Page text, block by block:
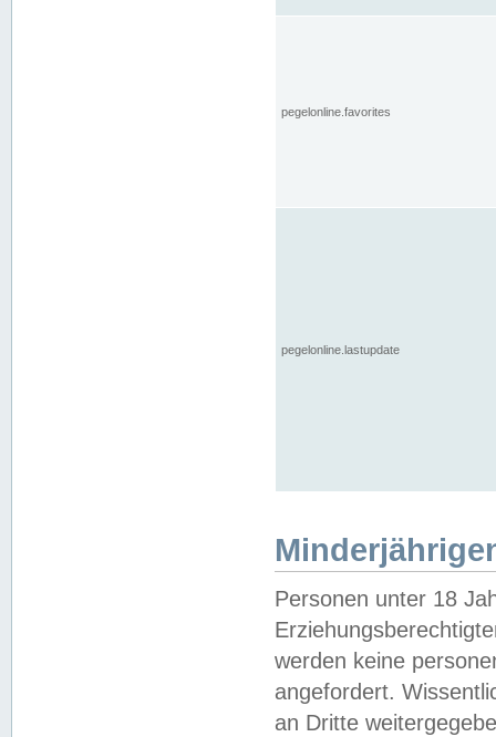
pegelonline.favorites
pegelonline.lastupdate
Personen unter 18
werden keine
angefordert.
an Dritte